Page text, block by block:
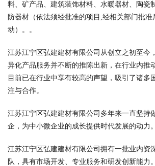
料、矿产品、建筑装饰材料、水暖器材、陶瓷
防器材（依法须经批准的项目,经相关部门批
动）。。
江苏江宁区弘建建材有限公司从创立之初至今
异化产品服务并不断的推陈出新，在行业内推
目前已在行业中享有较高的声望，吸引了诸多
注与合作。
江苏江宁区弘建建材有限公司多年来一直坚持
企，为中小微企业的成长提供时代发展的动力。
江苏江宁区弘建建材有限公司拥有一批业内资
队，具有市场开发、专业服务和研发创新能力。